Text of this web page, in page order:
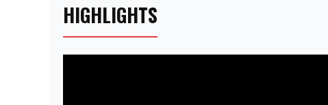
HIGHLIGHTS